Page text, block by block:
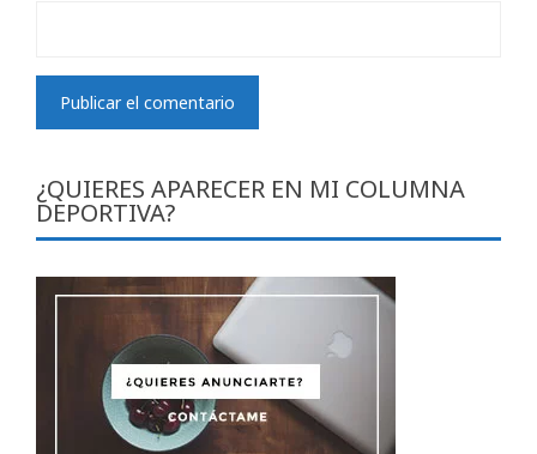
¿QUIERES APARECER EN MI COLUMNA
DEPORTIVA?